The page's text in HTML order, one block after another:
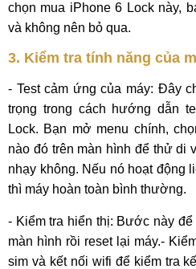
chọn mua iPhone 6 Lock này,
và không nên bỏ qua.
3. Kiểm tra tính năng của
- Test cảm ứng của máy: Đây
trọng trong cách hướng dẫn
Lock. Bạn mở menu chính,
nào đó trên màn hình để thử di
nhạy không. Nếu nó hoạt động
thì máy hoàn toàn bình thường.
- Kiểm tra hiển thị: Bước này
màn hình rồi reset lại máy.-
sim và kết nối wifi để kiểm tra